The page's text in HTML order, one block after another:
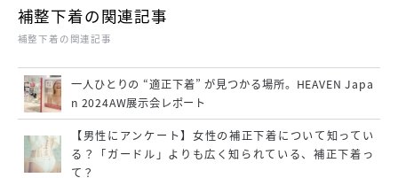
補整下着の関連記事
補整下着の関連記事
一人ひとりの “適正下着” が見つかる場所。HEAVEN Japa
n 2024AW展示会レポート
【男性にアンケート】女性の補正下着について知ってい
る？「ガードル」よりも広く知られている、補正下着っ
て？